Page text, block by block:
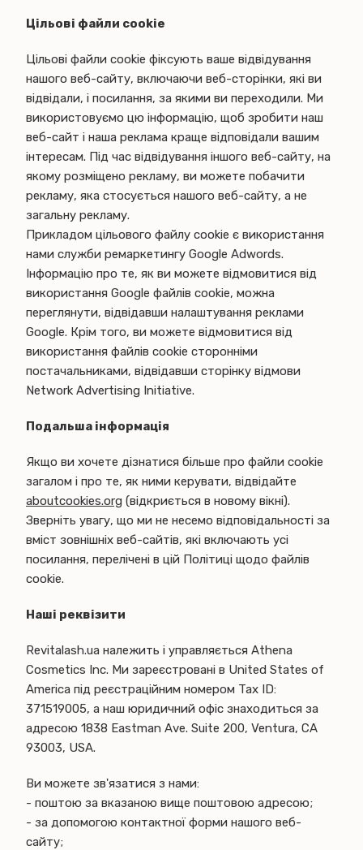
Цільові файли cookie
Цільові файли cookie фіксують ваше відвідування
нашого веб-сайту, включаючи веб-сторінки, які ви
відвідали, і посилання, за якими ви переходили. Ми
використовуємо цю інформацію, щоб зробити наш
веб-сайт і наша реклама краще відповідали вашим
інтересам. Під час відвідування іншого веб-сайту, на
якому розміщено рекламу, ви можете побачити
рекламу, яка стосується нашого веб-сайту, а не
загальну рекламу.
Прикладом цільового файлу cookie є використання
нами служби ремаркетингу Google Adwords.
Інформацію про те, як ви можете відмовитися від
використання Google файлів cookie, можна
переглянути, відвідавши налаштування реклами
Google. Крім того, ви можете відмовитися від
використання файлів cookie сторонніми
постачальниками, відвідавши сторінку відмови
Network Advertising Initiative.
Подальша інформація
Якщо ви хочете дізнатися більше про файли cookie
загалом і про те, як ними керувати, відвідайте
aboutcookies.org (відкриється в новому вікні).
Зверніть увагу, що ми не несемо відповідальності за
вміст зовнішніх веб-сайтів, які включають усі
посилання, перелічені в цій Політиці щодо файлів
cookie.
Наші реквізити
Revitalash.ua належить і управляється Athena
Cosmetics Inc. Ми зареєстровані в United States of
America під реєстраційним номером Tax ID:
371519005, а наш юридичний офіс знаходиться за
адресою 1838 Eastman Ave. Suite 200, Ventura, CA
93003, USA.
Ви можете зв'язатися з нами:
- поштою за вказаною вище поштовою адресою;
- за допомогою контактної форми нашого веб-
сайту;